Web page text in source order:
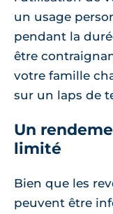
un usage
pendant la
être
votre famille
sur un laps de
Un
limité
Bien que les
peuvent être